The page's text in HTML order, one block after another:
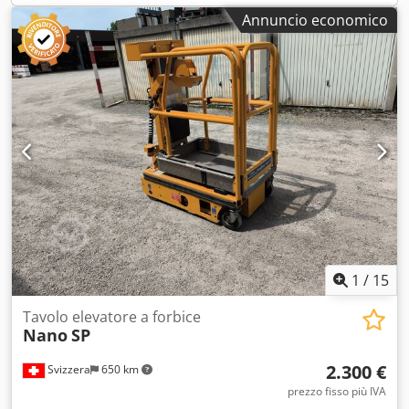
perdite o difetti, macchina perfettamente operativa.
Codozr Iv Uepfx Ag Serf 📄 Volete vedere l'ispezione
completa, ulteriori foto o un video? Suggerimento: il
riferimento "41057 Equippo" viene spesso utilizzato per
cercare maggiori dettagli online. 💡 Perché questa
macchina e il nostro servizio si distinguono: ✔ Ispezione
accurata eseguita da professionisti ✔ Consegna
disponibile in cantiere ✔ Garanzia di rimborso ✔ Opzioni
di pagamento sicure e flessibili 🔄 State valutando altre
opzioni di attrezzature? Offriamo strumenti e risorse utili
per tutti i proprietari e gli operatori di attrezzature,
facilmente accessibili sulla nostra piattaforma.
Annuncio economico
1 / 15
Svizzera 650 km
Tavolo elevatore a forbice
NanoSP
2.300 €
prezzo fisso più IVA